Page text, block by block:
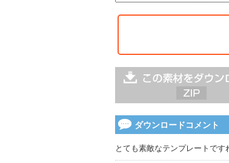
ダウンロードコメント
とても素敵なテンプレートです